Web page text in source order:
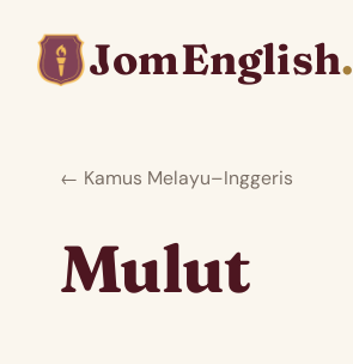
JomEnglish.
← Kamus Melayu–Inggeris
Mulut